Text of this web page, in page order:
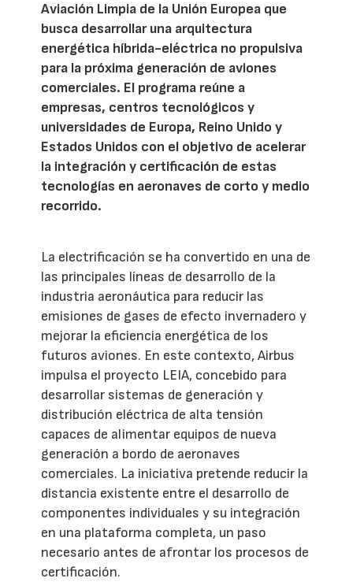
Aviación Limpia de la Unión Europea que
busca desarrollar una arquitectura
energética híbrida-eléctrica no propulsiva
para la próxima generación de aviones
comerciales. El programa reúne a
empresas, centros tecnológicos y
universidades de Europa, Reino Unido y
Estados Unidos con el objetivo de acelerar
la integración y certificación de estas
tecnologías en aeronaves de corto y medio
recorrido.
La electrificación se ha convertido en una de
las principales líneas de desarrollo de la
industria aeronáutica para reducir las
emisiones de gases de efecto invernadero y
mejorar la eficiencia energética de los
futuros aviones. En este contexto, Airbus
impulsa el proyecto LEIA, concebido para
desarrollar sistemas de generación y
distribución eléctrica de alta tensión
capaces de alimentar equipos de nueva
generación a bordo de aeronaves
comerciales. La iniciativa pretende reducir la
distancia existente entre el desarrollo de
componentes individuales y su integración
en una plataforma completa, un paso
necesario antes de afrontar los procesos de
certificación.